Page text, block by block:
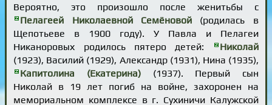
Вероятно, это произошло после женитьбы с
Пелагеей Николаевной Семёновой (родилась в
Щепотьеве в 1900 году). У Павла и Пелагеи
Никаноровых родилось пятеро детей:
Николай
(1923), Василий (1929), Александр (1931), Нина (1935),
Капитолина (Екатерина)(1937). Первый сын
Николай в 19 лет погиб на войне, захоронен на
мемориальном комплексе в г. Сухиничи Калужской